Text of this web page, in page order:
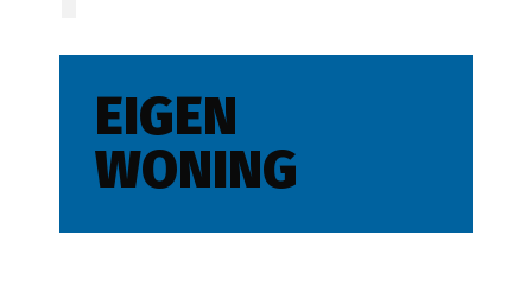
EIGEN
WONING